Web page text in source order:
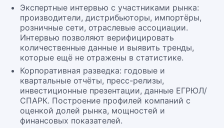
Экспертные интервью с участниками рынка:
производители, дистрибьюторы, импортёры,
розничные сети, отраслевые ассоциации.
Интервью позволяют верифицировать
количественные данные и выявить тренды,
которые ещё не отражены в статистике.
Корпоративная разведка: годовые и
квартальные отчёты, пресс-релизы,
инвестиционные презентации, данные ЕГРЮЛ/
СПАРК. Построение профилей компаний с
оценкой долей рынка, мощностей и
финансовых показателей.